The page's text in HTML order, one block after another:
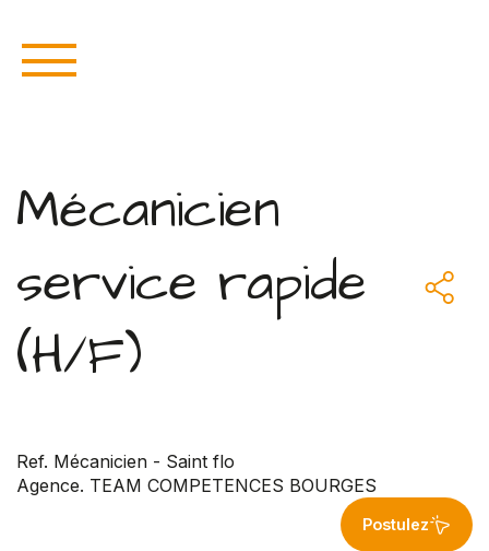
Mécanicien
service rapide
(H/F)
Ref. Mécanicien - Saint flo
Agence. TEAM COMPETENCES BOURGES
Postulez